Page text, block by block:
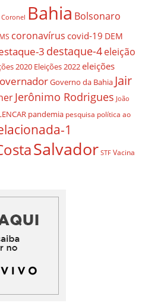
Bahia Bolsonaro
coronavírus covid-19 DEM
3 destaque-4eleição
2020 Eleições 2022eleições
Governo da Bahia Jair
Jerônimo Rodrigues João
pandemia pesquisa política ao
1
Salvador STF Vacina